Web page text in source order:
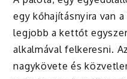
egy kőhajításnyira van
legjobb a kettőt
alkalmával felkeresni.
nagykövete és